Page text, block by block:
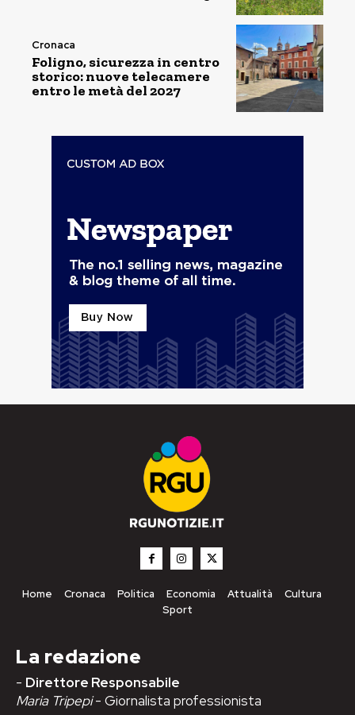
Cronaca
Foligno, sicurezza in centro
storico: nuove telecamere
entro le metà del 2027
Home Cronaca Politica Economia Attualità
Cultura
Sport
La redazione
- Direttore Responsabile
Maria Tripepi- Giornalista professionista